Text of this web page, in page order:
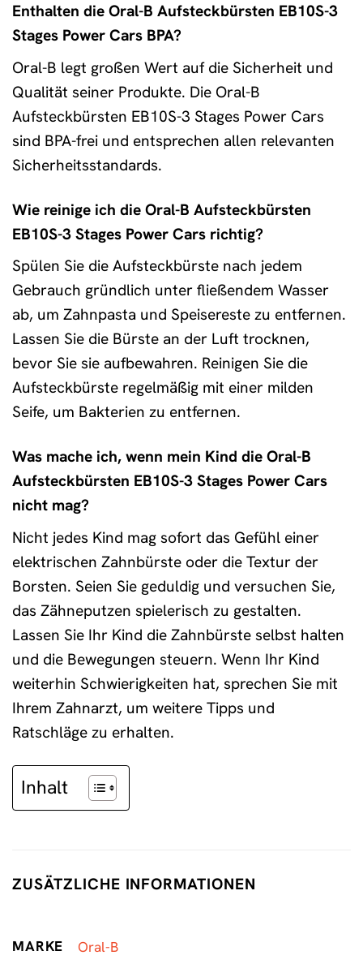
Enthalten die Oral-B Aufsteckbürsten EB10S-3
Stages Power Cars BPA?
Oral-B legt großen Wert auf die Sicherheit und
Qualität seiner Produkte. Die Oral-B
Aufsteckbürsten EB10S-3 Stages Power Cars
sind BPA-frei und entsprechen allen relevanten
Sicherheitsstandards.
Wie reinige ich die Oral-B Aufsteckbürsten
EB10S-3 Stages Power Cars richtig?
Spülen Sie die Aufsteckbürste nach jedem
Gebrauch gründlich unter fließendem Wasser
ab, um Zahnpasta und Speisereste zu entfernen.
Lassen Sie die Bürste an der Luft trocknen,
bevor Sie sie aufbewahren. Reinigen Sie die
Aufsteckbürste regelmäßig mit einer milden
Seife, um Bakterien zu entfernen.
Was mache ich, wenn mein Kind die Oral-B
Aufsteckbürsten EB10S-3 Stages Power Cars
nicht mag?
Nicht jedes Kind mag sofort das Gefühl einer
elektrischen Zahnbürste oder die Textur der
Borsten. Seien Sie geduldig und versuchen Sie,
das Zähneputzen spielerisch zu gestalten.
Lassen Sie Ihr Kind die Zahnbürste selbst halten
und die Bewegungen steuern. Wenn Ihr Kind
weiterhin Schwierigkeiten hat, sprechen Sie mit
Ihrem Zahnarzt, um weitere Tipps und
Ratschläge zu erhalten.
Inhalt
ZUSÄTZLICHE INFORMATIONEN
MARKE Oral-B